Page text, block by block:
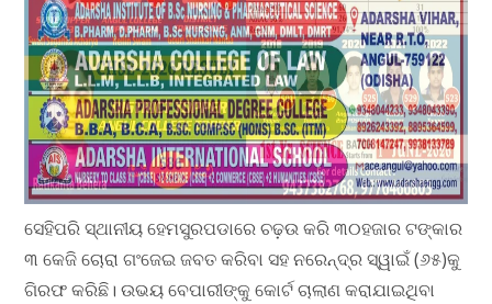
ସେହିପରି ସ୍ଥାନୀୟ ହେମସୁରପଡାରେ ଚଢ଼ଉ କରି ୩୦ହଜାର ଟଙ୍କାର
୩ କେଜି ଚୋରା ଗଂଜେଇ ଜବତ କରିବା ସହ ନରେନ୍ଦ୍ର ସ୍ୱାଇଁ (୬୫)କୁ
ଗିରଫ କରିଛି। ଉଭୟ ବେପାରୀଙ୍କୁ କୋର୍ଟ ଚାଲାଣ କରାଯାଇଥିବା